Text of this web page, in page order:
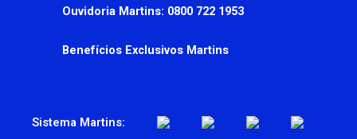
Ouvidoria Martins: 0800 722 1953
Benefícios Exclusivos Martins
Sistema Martins: